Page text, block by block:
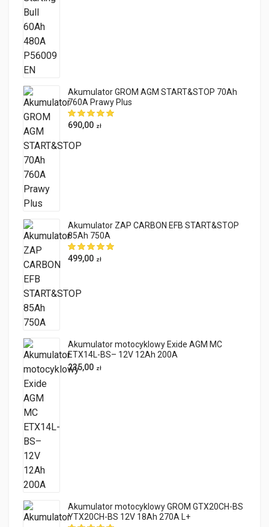
Akumulator GROM AGM START&STOP 70Ah
760A Prawy Plus
690,00 zł
Akumulator ZAP CARBON EFB START&STOP
85Ah 750A
499,00 zł
Akumulator motocyklowy Exide AGM MC
ETX14L-BS– 12V 12Ah 200A
235,00 zł
Akumulator motocyklowy GROM GTX20CH-BS
YTX20CH-BS 12V 18Ah 270A L+